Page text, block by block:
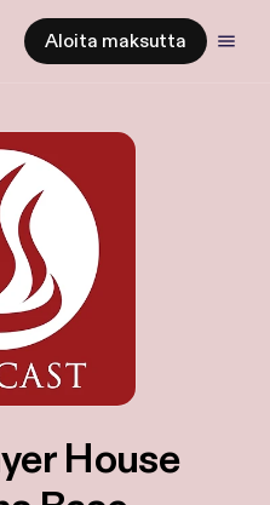
Aloita maksutta
House